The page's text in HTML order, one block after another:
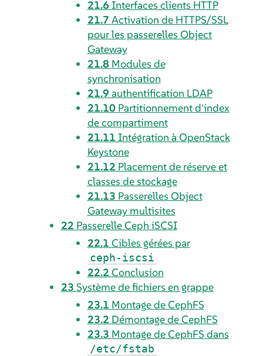
21.6 Interfaces clients HTTP
21.7 Activation de HTTPS/SSL
pour les passerelles Object
Gateway
21.8 Modules de
synchronisation
21.9 authentification LDAP
21.10 Partitionnement d'index
de compartiment
21.11 Intégration à OpenStack
Keystone
21.12 Placement de réserve et
classes de stockage
21.13 Passerelles Object
Gateway multisites
22 Passerelle Ceph iSCSI
22.1 Cibles gérées par
ceph-iscsi
22.2 Conclusion
23 Système de fichiers en grappe
23.1 Montage de CephFS
23.2 Démontage de CephFS
23.3 Montage de CephFS dans
/etc/fstab